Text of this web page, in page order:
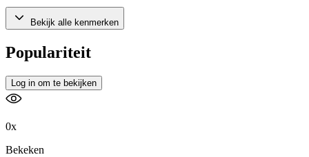
Bekijk alle kenmerken
Populariteit
Log in om te bekijken
0x
Bekeken